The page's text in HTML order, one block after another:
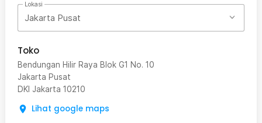
Lokasi
Jakarta Pusat
Toko
Bendungan Hilir Raya Blok G1 No. 10
Jakarta Pusat
DKI Jakarta 10210
Lihat google maps